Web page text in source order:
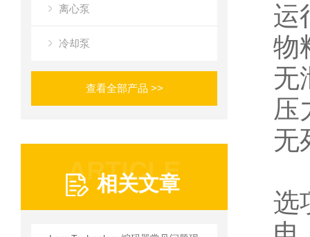
离心泵
冷却泵
查看全部产品 >>
ARTICLE
相关文章
运
物
无
压
无
选